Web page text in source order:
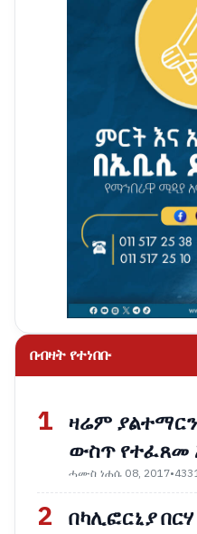
በብዛት የተነበቡ
1 ዛሬም
ውስጥ የተፈጸመ
ሓሙስ ነሐሴ 08, 2017•
2 በካሊፎርኒያ